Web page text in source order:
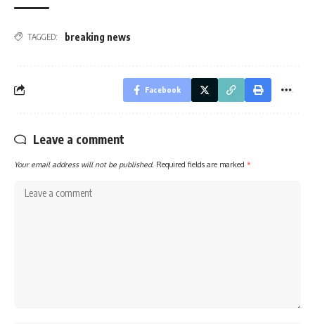
TAGGED: breaking news
Facebook
Leave a comment
Your email address will not be published. Required fields are marked *